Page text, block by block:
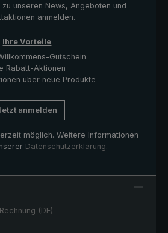
unseren News, Angeboten und
anmelden.
Ihre Vorteile
Gutschein
Rabatt-Aktionen
über neue Produkte
anmelden
möglich. Weitere Informationen
Datenschutzerklärung.
(DE)